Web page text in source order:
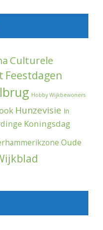
Culturele
Feestdagen
Hobby Wijkbewoners
Hunzevisie In
Koningsdag
Oude